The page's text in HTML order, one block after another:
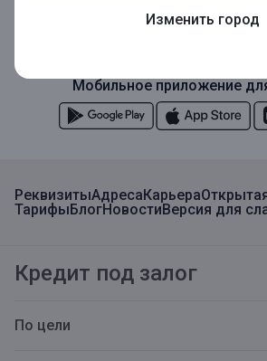
Изменить город
РеквизитыАдресаКарьера
ТарифыБлогНовостиВерсия для
Кредит под залог
По цели
Мобильное
Мобильное приложение